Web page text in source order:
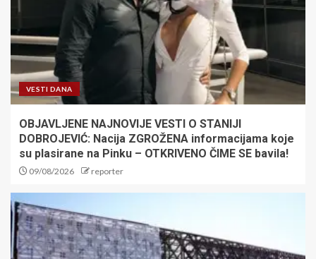
VESTI DANA
OBJAVLJENE NAJNOVIJE VESTI O STANIJI
DOBROJEVIĆ: Nacija ZGROŽENA informacijama koje
su plasirane na Pinku – OTKRIVENO ČIME SE bavila!
09/08/2026 reporter